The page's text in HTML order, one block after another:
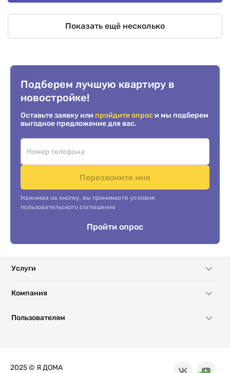
Показать ещё несколько
Подберем лучшую квартиру в
новостройке!
Оставьте заявку или пройдите опрос и мы подберем
выгодное предложение для вас.
Перезвоните мне
Нажимая на кнопку, вы принимаете условия
пользовательского соглашения
Пройти опрос
Услуги
Компания
Пользователям
2025 © Я ДОМА